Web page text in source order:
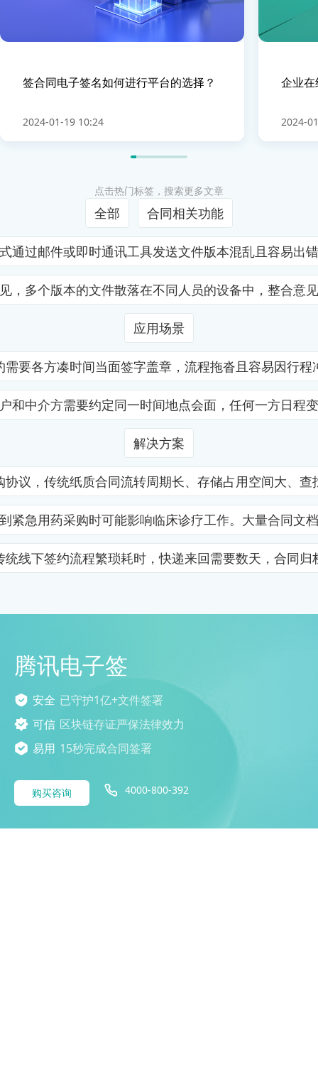
签合同电子签名如何进行平台的选择？
2024-01-19 10:24
企业
2024-
点击热门标签，搜索更多文章
全部 合同相关功能
通过邮件或即时通讯工具发送文件版本混乱且容易出
个版本的文件散落在不同人员的设备中，整
应用场景
要各方凑时间当面签字盖章，流程拖沓且容易因行
介方需要约定同一时间地点会面，任何一方
解决方案
议，传统纸质合同流转周期长、存储占用空间大、
用药采购时可能影响临床诊疗工作。大量合
线下签约流程繁琐耗时，快递来回需要数天，合同
腾讯电子签
安全 已守护1亿+文件签署
可信 区块链存证严保法律效力
易用 15秒完成合同签署
购买咨询 4000-800-392